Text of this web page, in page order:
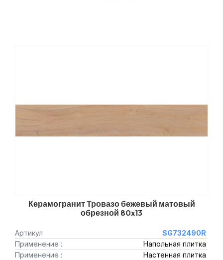
Керамогранит Тровазо бежевый матовый
обрезной 80x13
Артикул
SG732490R
Применение :
Напольная плитка
Применение :
Настенная плитка